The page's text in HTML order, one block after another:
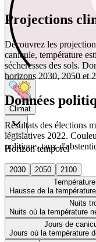
Climat
Horizon temporel
2030 2050
2100
Hausse de la
Nuits
Nuits où la température
Jours de
Jours où la température
Projections
Découvrez les
canicule, température
sécheresses des sols.
horizons 2030, 2050 et
Données
Résultats des élections
législatives 2022.
politique, taux